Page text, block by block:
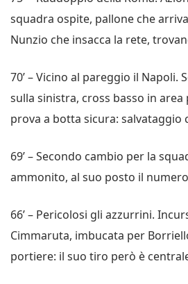
squadra ospite, pallone che
Nunzio che insacca la rete,
70’ – Vicino al pareggio il Napoli.
sulla sinistra, cross basso in area
prova a botta sicura: salvataggio
69’ – Secondo cambio per la
ammonito, al suo posto il
66’ – Pericolosi gli azzurrini.
Cimmaruta, imbucata per
portiere: il suo tiro però è